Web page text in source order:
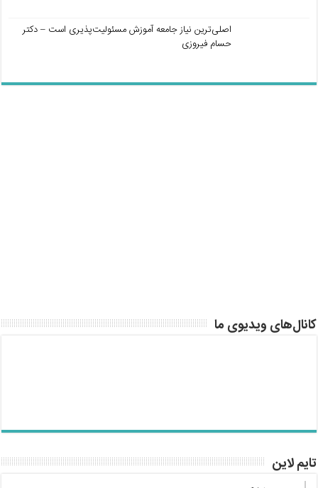
اصلی‌ترین نیاز جامعه آموزش مسئولیت‌پذیری است – دکتر
حسام فیروزی
کانال‌های ویدیوی ما
تایم لاین